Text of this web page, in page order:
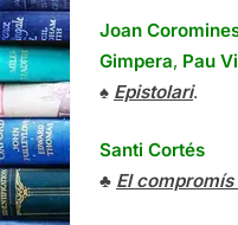
Joan
Gimpera, Pau
♠ Epistolari.
Santi Cortés
♣ El